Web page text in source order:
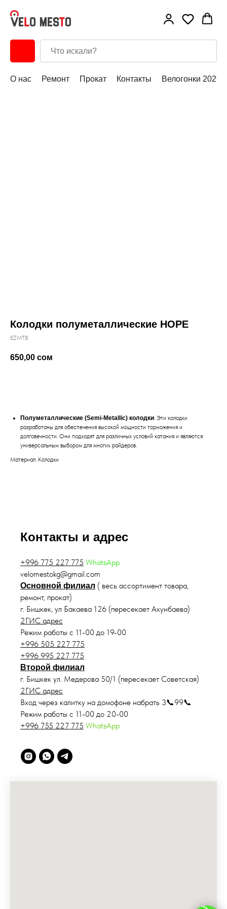
О нас Ремонт Прокат Контакты Велогонки 2026
Колодки полуметаллические HOPE
EZMTB
650,00 сом
Полуметаллические (Semi-Metallic) колодки: Эти колодки
разработаны для обеспечения высокой мощности торможения и
долговечности. Они подходят для различных условий катания и являются
универсальным выбором для многих райдеров.
Материал: Колодки
Контакты и адрес
+996 775 227 775 WhatsApp
velomestokg@gmail.com
Основной филиал ( весь ассортимент товара,
ремонт, прокат)
г. Бишкек, ул Бакаева 126 (пересекает Ахунбаева)
2ГИС адрес
Режим работы с 11-00 до 19-00
+996 505 227 775
+996 995 227 775
Второй филиал
г. Бишкек ул. Медерова 50/1 (пересекает Советская)
2ГИС адрес
Вход через калитку на домофоне набрать 3📞99📞
Режим работы с 11-00 до 20-00
+996 755 227 775 WhatsApp